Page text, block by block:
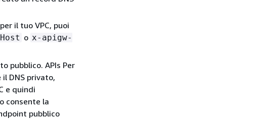
il tuo VPC, puoi
Host o x-apigw-
pubblico. APIs Per
DNS privato,
e quindi
consente la
pubblico